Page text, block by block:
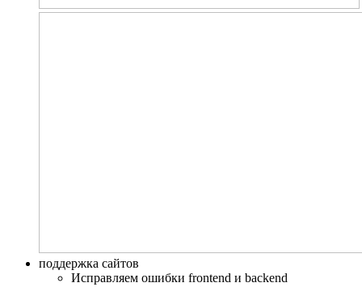
поддержка сайтов
Исправляем ошибки frontend и backend